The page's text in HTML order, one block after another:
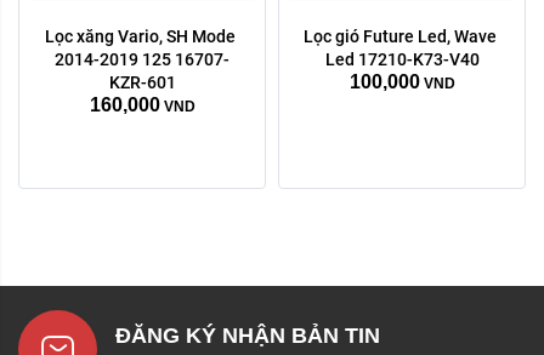
Lọc xăng Vario, SH Mode
2014-2019 125 16707-
KZR-601
160,000 VND
Lọc gió Future Led, Wave
Led 17210-K73-V40
100,000 VND
ĐĂNG KÝ NHẬN BẢN TIN